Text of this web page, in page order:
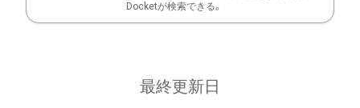
Docketが検索できる。
最終更新日